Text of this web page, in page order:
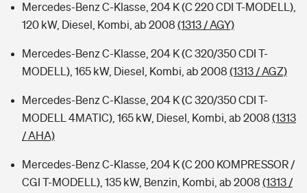
Mercedes-Benz C-Klasse, 204 K (C 220 CDI T-MODELL),
120 kW, Diesel, Kombi, ab 2008 (1313 / AGY)
Mercedes-Benz C-Klasse, 204 K (C 320/350 CDI T-
MODELL), 165 kW, Diesel, Kombi, ab 2008 (1313 / AGZ)
Mercedes-Benz C-Klasse, 204 K (C 320/350 CDI T-
MODELL 4MATIC), 165 kW, Diesel, Kombi, ab 2008 (1313
/ AHA)
Mercedes-Benz C-Klasse, 204 K (C 200 KOMPRESSOR /
CGI T-MODELL), 135 kW, Benzin, Kombi, ab 2008 (1313 /